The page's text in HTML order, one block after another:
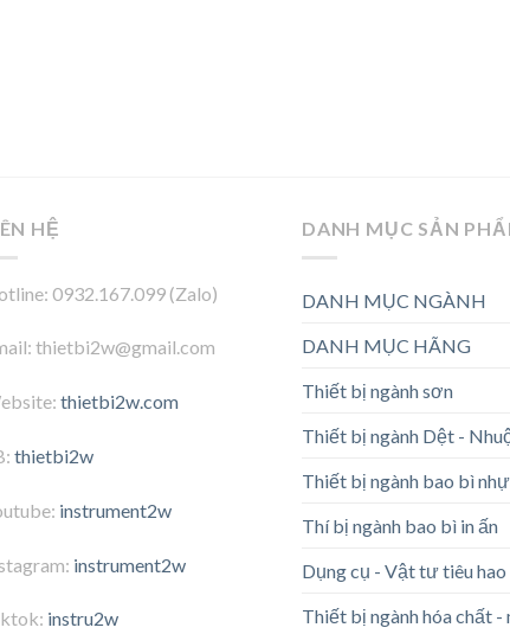
HỆ
0932.167.099 (Zalo)
thietbi2w@gmail.com
thietbi2w.com
thietbi2w
instrument2w
instrument2w
instru2w
DANH MỤC SẢN
DANH MỤC NGÀNH
DANH MỤC HÃNG
Thiết bị ngành sơn
Thiết bị ngành Dệt -
Thiết bị ngành bao bì
Thí bị ngành bao bì in ấn
Dụng cụ - Vật tư tiêu hao
Thiết bị ngành hóa chất -